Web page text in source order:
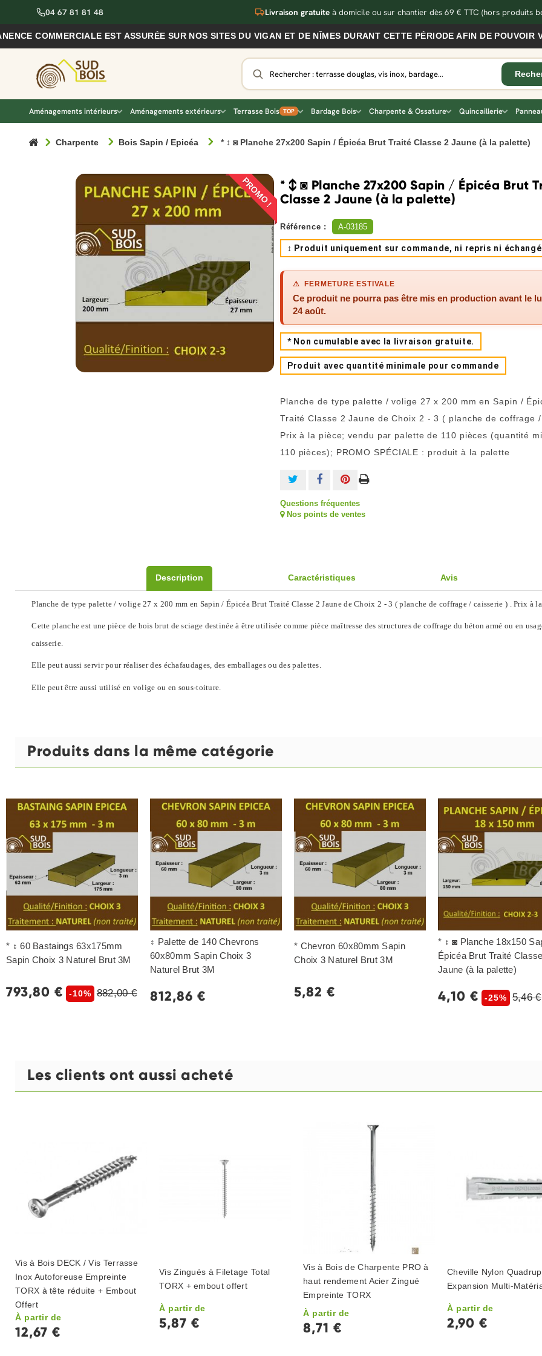
04 67 81 81 48 Livraison gratuiteà domicile ou sur chantier dès 69 € TTC (hors produits
EST ASSURÉE SUR NOS SITES DU VIGAN ET DE NÎMES DURANT CETTE PÉRIODE AFIN DE POUVOIR VOUS
Aménagements intérieurs Aménagements extérieurs Terrasse Bois TOP Bardage Bois Charpente & Ossature Quincaillerie
Charpente Bois Sapin / Epicéa * ↕ ◙ Planche 27x200 Sapin / Épicéa Brut Traité Classe 2 Jaune (à la palette)
PROMO ! * ↕ ◙ Planche 27x200 Sapin / Épicéa Brut
Classe 2 Jaune (à la palette)
Référence : A-03185
↕ Produit uniquement sur commande, ni repris ni
⚠ FERMETURE ESTIVALE
Ce produit ne pourra pas être mis en production avant le
24 août.
* Non cumulable avec la livraison gratuite.
Produit avec quantité minimale pour commande
Planche de type palette / volige 27 x 200 mm en Sapin /
Traité Classe 2 Jaune de Choix 2 - 3 ( planche de coffrage /
Prix à la pièce; vendu par palette de 110 pièces (quantité
110 pièces); PROMO SPÉCIALE : produit à la palette
Questions fréquentes
Nos points de ventes
Description Caractéristiques Avis
Planche de type palette / volige 27 x 200 mm en Sapin / Épicéa Brut Traité Classe 2 Jaune de Choix 2 - 3 ( planche de coffrage / caisserie ) . Prix à la
Cette planche est une pièce de bois brut de sciage destinée à être utilisée comme pièce maîtresse des structures de coffrage du béton armé ou en
caisserie.
Elle peut aussi servir pour réaliser des échafaudages, des emballages ou des palettes.
Elle peut être aussi utilisé en volige ou en sous-toiture.
Produits dans la même catégorie
* ↕ 60 Bastaings 63x175mm
Sapin Choix 3 Naturel Brut 3M
793,80 € -10% 882,00 €
↕ Palette de 140 Chevrons
60x80mm Sapin Choix 3
Naturel Brut 3M
812,86 €
* Chevron 60x80mm Sapin
Choix 3 Naturel Brut 3M
5,82 €
* ↕ ◙ Planche 18x150
Épicéa Brut Traité
Jaune (à la palette)
4,10 € -25% 5,46 €
Les clients ont aussi acheté
Vis à Bois DECK / Vis Terrasse
Inox Autoforeuse Empreinte
TORX à tête réduite + Embout
Offert
À partir de
12,67 €
Vis Zingués à Filetage Total
TORX + embout offert
À partir de
5,87 €
Vis à Bois de Charpente PRO à
haut rendement Acier Zingué
Empreinte TORX
À partir de
8,71 €
Cheville Nylon
Expansion Multi-
À partir de
2,90 €